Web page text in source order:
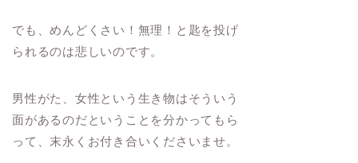
でも、めんどくさい！無理！と匙を投げ
られるのは悲しいのです。
男性がた、女性という生き物はそういう
面があるのだということを分かってもら
って、末永くお付き合いくださいませ。